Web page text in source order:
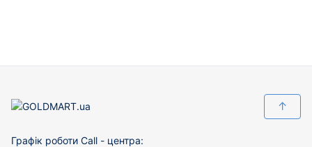
↑
Графік роботи Call - центра: